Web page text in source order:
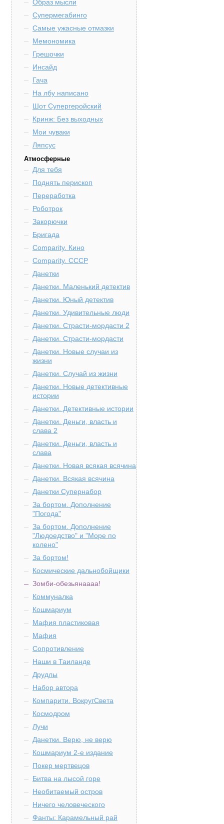
Образ мысли
Супермегабинго
Самые ужасные отмазки
Мемономика
Грешочки
Инсайд
Гача
На лбу написано
Шот Супергеройский
Кринж: Без выходных
Мои чуваки
Ляпсус
Атмосферные
Для тебя
Поднять перископ
Переработка
Роботрок
Закорючки
Бригада
Comparity. Кино
Comparity. СССР
Данетки
Данетки. Маленький детектив
Данетки. Юный детектив
Данетки. Удивительные люди
Данетки. Страсти-мордасти 2
Данетки. Страсти-мордасти
Данетки. Новые случаи из
жизни
Данетки. Случай из жизни
Данетки. Новые детективные
истории
Данетки. Детективные истории
Данетки. Деньги, власть и
слава 2
Данетки. Деньги, власть и
слава
Данетки. Новая всякая всячина
Данетки. Всякая всячина
Данетки Супернабор
За бортом. Дополнение
"Погода"
За бортом. Дополнение
"Людоедство" и "Море по
колено"
За бортом!
Космические дальнобойщики
Зомби-обезьянаааа!
Коммуналка
Кошмариум
Мафия пластиковая
Мафия
Сопротивление
Наши в Таиланде
Друдлы
Набор автора
Компарити. ВокругСвета
Космодром
Лучи
Данетки. Верю, не верю
Кошмариум 2-е издание
Покер мертвецов
Битва на лысой горе
Необитаемый остров
Ничего человеческого
Фанты: Карамельный рай